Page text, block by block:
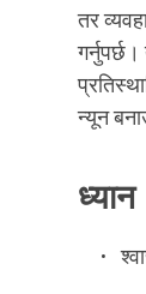
तर
न्यून
ध्यान